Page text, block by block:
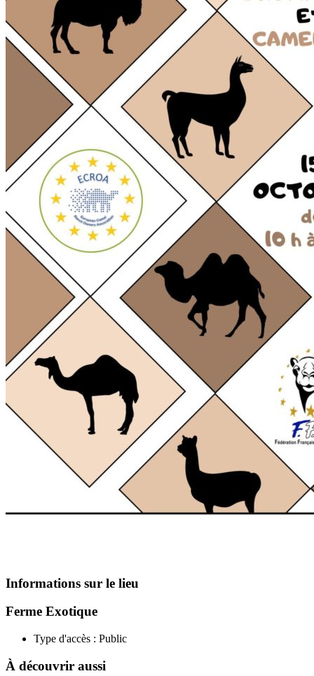
Informations sur le lieu
Ferme Exotique
Type d'accès : Public
À découvrir aussi